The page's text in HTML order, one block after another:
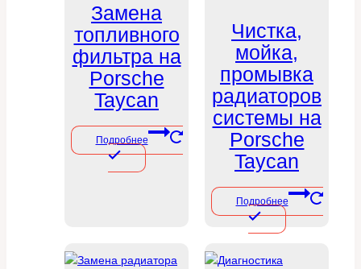
Замена
топливного
фильтра на
Porsche
Taycan
Подробнее
Чистка,
мойка,
промывка
радиаторов
системы на
Porsche
Taycan
Подробнее